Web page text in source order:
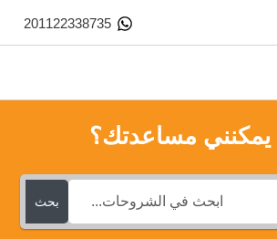
201122338735
مساعدتك؟
بحث